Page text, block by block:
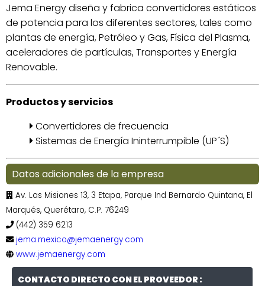
Jema Energy diseña y fabrica convertidores estáticos
de potencia para los diferentes sectores, tales como
plantas de energía, Petróleo y Gas, Física del Plasma,
aceleradores de partículas, Transportes y Energía
Renovable.
Productos y servicios
Convertidores de frecuencia
Sistemas de Energía Ininterrumpible (UP´S)
Datos adicionales de la empresa
Av. Las Misiones 13, 3 Etapa, Parque Ind Bernardo Quintana, El
Marqués, Querétaro, C.P. 76249
(442) 359 6213
jema.mexico@jemaenergy.com
www.jemaenergy.com
CONTACTO DIRECTO CON EL PROVEEDOR :